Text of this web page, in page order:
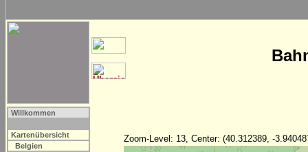
Willkommen
Kartenübersicht
Belgien
Zoom-Level: 13, Center: (40.312389, -